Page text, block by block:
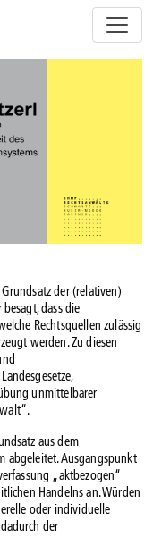
der (relativen)
besagt, dass die
Rechtsquellen zulässig
werden. Zu diesen
unmittelbarer
aus dem
abgeleitet. Ausgangspunkt
„aktbezogen“
Handelns an. Würden
oder individuelle
der